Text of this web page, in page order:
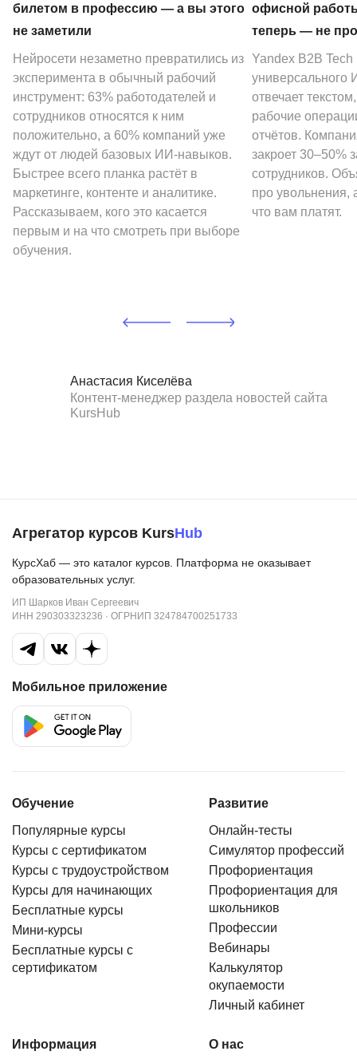
билетом в профессию — а вы этого
не заметили
Нейросети незаметно превратились из
эксперимента в обычный рабочий
инструмент: 63% работодателей и
сотрудников относятся к ним
положительно, а 60% компаний уже
ждут от людей базовых ИИ-навыков.
Быстрее всего планка растёт в
маркетинге, контенте и аналитике.
Рассказываем, кого это касается
первым и на что смотреть при выборе
обучения.
офисной
теперь — не
Yandex B2B Tech
универсального
отвечает
рабочие
отчётов.
закроет 30–50%
сотрудников.
про увольнения,
что вам платят.
Анастасия Киселёва
Контент-менеджер раздела новостей сайта
KursHub
Агрегатор курсов KursHub
КурсХаб — это каталог курсов. Платформа не оказывает
образовательных услуг.
ИП Шарков Иван Сергеевич
ИНН 290303323236 · ОГРНИП 324784700251733
Мобильное приложение
Обучение
Популярные курсы
Курсы с сертификатом
Курсы с трудоустройством
Курсы для начинающих
Бесплатные курсы
Мини-курсы
Бесплатные курсы с
сертификатом
Развитие
Онлайн-тесты
Симулятор профессий
Профориентация
Профориентация для
школьников
Профессии
Вебинары
Калькулятор
окупаемости
Личный кабинет
Информация О нас